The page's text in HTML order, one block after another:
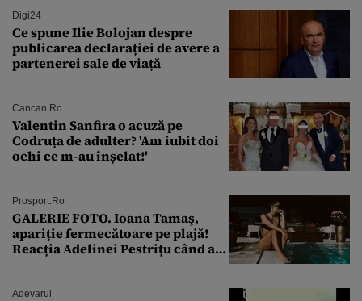
Digi24
Ce spune Ilie Bolojan despre
publicarea declarației de avere a
partenerei sale de viață
Cancan.ro
Valentin Sanfira o acuză pe
Codruța de adulter? 'Am iubit doi
ochi ce m-au înșelat!'
Prosport.ro
GALERIE FOTO. Ioana Tamaş,
apariție fermecătoare pe plajă!
Reacția Adelinei Pestrițu când a
Adevarul